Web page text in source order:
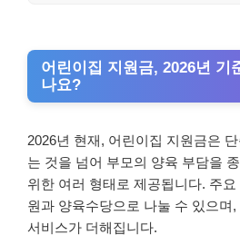
어린이집 지원금, 2026년 기
나요?
2026년 현재, 어린이집 지원금은
는 것을 넘어 부모의 양육 부담을
위한 여러 형태로 제공됩니다. 주
원과 양육수당으로 나눌 수 있으며
서비스가 더해집니다.